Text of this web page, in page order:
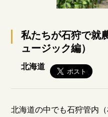
私たちが石狩で就
ュージック編）
北海道
北海道の中でも石狩管内